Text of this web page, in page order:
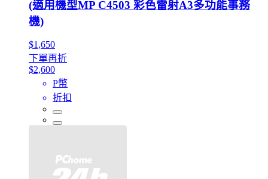
(適用機型MP C4503 彩色雷射A3多功能事務
機)
$1,650
下單再折
$2,600
P幣
折扣